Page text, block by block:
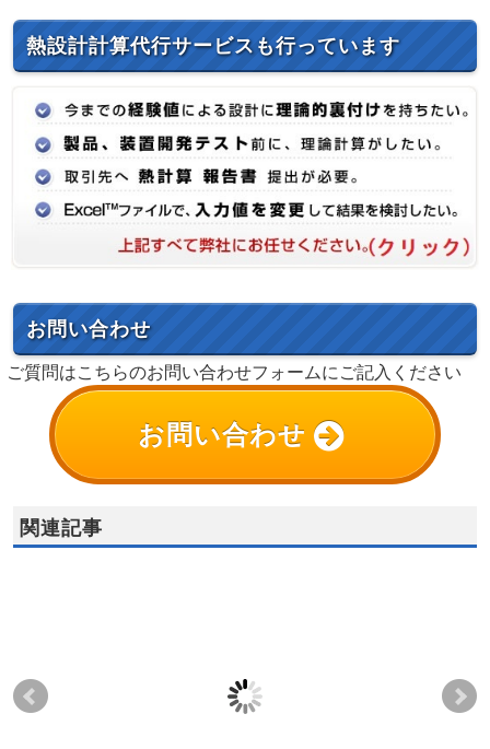
熱設計計算代行サービスも行っています
お問い合わせ
ご質問はこちらのお問い合わせフォームにご記入ください
お問い合わせ
関連記事
Q)配管出口温度計算式
Q) ハイスラー線図に用
Q)